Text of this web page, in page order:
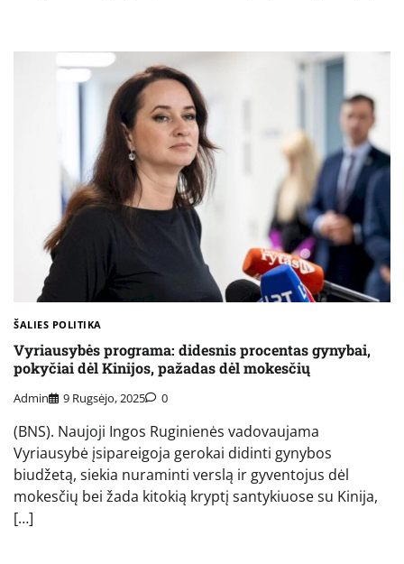
ŠALIES POLITIKA
Vyriausybės programa: didesnis procentas gynybai,
pokyčiai dėl Kinijos, pažadas dėl mokesčių
Admin 9 Rugsėjo, 2025 0
(BNS). Naujoji Ingos Ruginienės vadovaujama
Vyriausybė įsipareigoja gerokai didinti gynybos
biudžetą, siekia nuraminti verslą ir gyventojus dėl
mokesčių bei žada kitokią kryptį santykiuose su Kinija,
[…]